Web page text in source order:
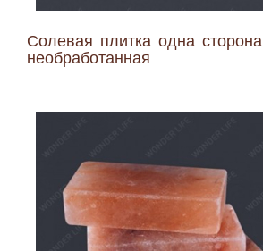
Солевая плитка одна сторона
необработанная